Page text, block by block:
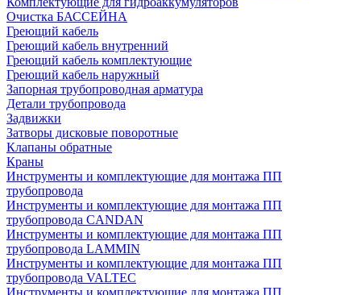
Очистка БАССЕЙНА
Греющий кабель
Греющий кабель внутренний
Греющий кабель комплектующие
Греющий кабель наружный
Запорная трубопроводная арматура
Детали трубопровода
Задвижки
Затворы дисковые поворотные
Клапаны обратные
Краны
Инструменты и комплектующие для монтажа ПП
трубопровода
Инструменты и комплектующие для монтажа ПП
трубопровода CANDAN
Инструменты и комплектующие для монтажа ПП
трубопровода LAMMIN
Инструменты и комплектующие для монтажа ПП
трубопровода VALTEC
Инструменты и комплектующие для монтажа ПП